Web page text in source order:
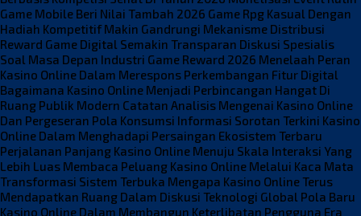
Game Mobile Beri Nilai Tambah 2026 Game Rpg Kasual Dengan
Hadiah Kompetitif Makin Gandrungi Mekanisme Distribusi
Reward Game Digital Semakin Transparan Diskusi Spesialis
Soal Masa Depan Industri Game Reward 2026 Menelaah Peran
Kasino Online Dalam Merespons Perkembangan Fitur Digital
Bagaimana Kasino Online Menjadi Perbincangan Hangat Di
Ruang Publik Modern Catatan Analisis Mengenai Kasino Online
Dan Pergeseran Pola Konsumsi Informasi Sorotan Terkini Kasino
Online Dalam Menghadapi Persaingan Ekosistem Terbaru
Perjalanan Panjang Kasino Online Menuju Skala Interaksi Yang
Lebih Luas Membaca Peluang Kasino Online Melalui Kaca Mata
Transformasi Sistem Terbuka Mengapa Kasino Online Terus
Mendapatkan Ruang Dalam Diskusi Teknologi Global Pola Baru
Kasino Online Dalam Membangun Keterlibatan Pengguna Era